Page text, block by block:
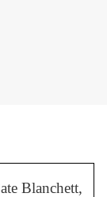
Blanchett,